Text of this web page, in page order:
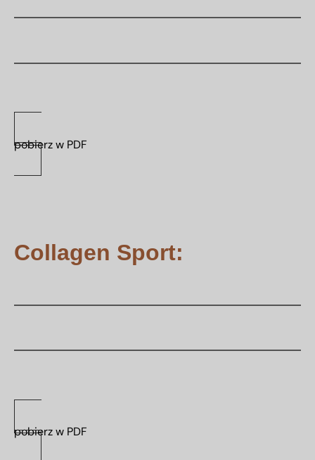
pobierz w PDF
Collagen Sport:
pobierz w PDF